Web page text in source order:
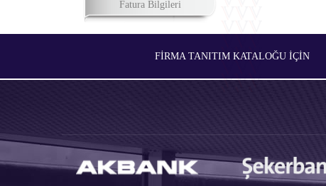
Fatura Bilgileri
FIRMA TANITIM KATALOĞU İÇIN